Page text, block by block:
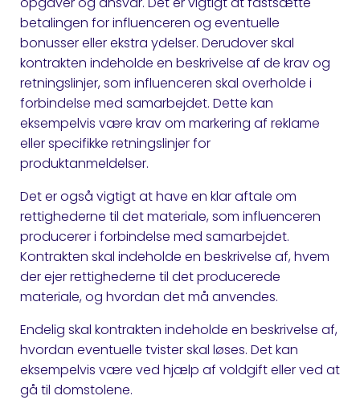
betalingen for influenceren og eventuelle
bonusser eller ekstra ydelser. Derudover skal
kontrakten indeholde en beskrivelse af de krav og
retningslinjer, som influenceren skal overholde i
forbindelse med samarbejdet. Dette kan
eksempelvis være krav om markering af reklame
eller specifikke retningslinjer for
produktanmeldelser.
Det er også vigtigt at have en klar aftale om
rettighederne til det materiale, som influenceren
producerer i forbindelse med samarbejdet.
Kontrakten skal indeholde en beskrivelse af, hvem
der ejer rettighederne til det producerede
materiale, og hvordan det må anvendes.
Endelig skal kontrakten indeholde en beskrivelse af,
hvordan eventuelle tvister skal løses. Det kan
eksempelvis være ved hjælp af voldgift eller ved at
gå til domstolene.